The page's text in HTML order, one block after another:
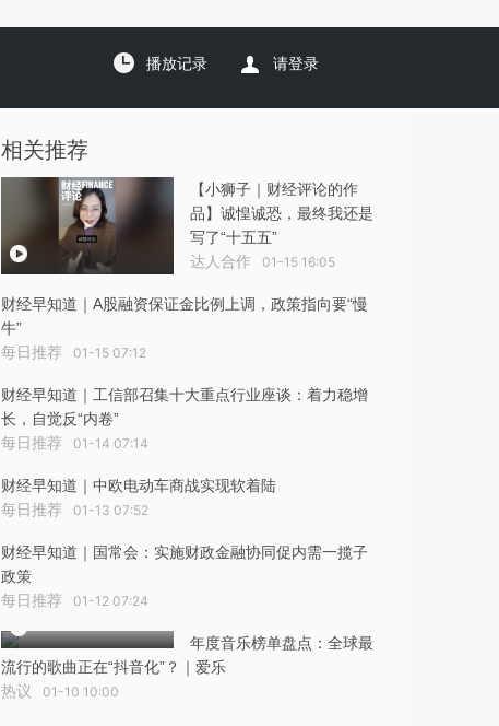
播放记录 请登录
相关推荐
【小狮子｜财经评论的作
品】诚惶诚恐，最终我还是
写了“十五五”
达人合作 01-15 16:05
财经早知道｜A股融资保证金比例上调，政策指向要“慢
牛”
每日推荐 01-15 07:12
财经早知道｜工信部召集十大重点行业座谈：着力稳增
长，自觉反“内卷”
每日推荐 01-14 07:14
财经早知道｜中欧电动车商战实现软着陆
每日推荐 01-13 07:52
财经早知道｜国常会：实施财政金融协同促内需一揽子
政策
每日推荐 01-12 07:24
年度音乐榜单盘点：全球最
流行的歌曲正在“抖音化”？｜爱乐
热议 01-10 10:00